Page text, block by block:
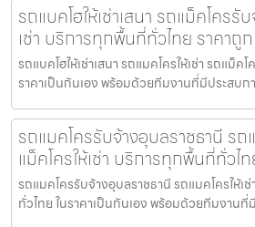
รถแบคโฮให้เช่าเสนา รถแม็คโครรั
เช่า บริการทุกพื้นที่ทั่วไทย ราคาถูก
รถแบคโฮให้เช่าเสนา รถแมคโครให้เช่า รถแม็ค
ราคาเป็นกันเอง พร้อมด้วยทีมงานที่มีประสบก
รถแมคโครรับจ้างอุบลราชธานี รถ
แม็คโครให้เช่า บริการทุกพื้นที่ทั่วไ
รถแมคโครรับจ้างอุบลราชธานี รถแมคโครให้เ
ทั่วไทย ในราคาเป็นกันเอง พร้อมด้วยทีมงาน